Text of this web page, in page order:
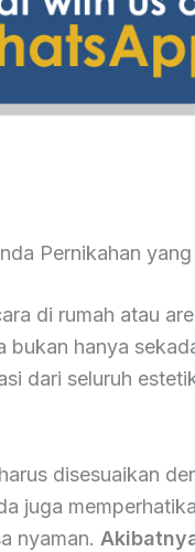
Pernikahan
di rumah atau
bukan hanya
dari seluruh
disesuaikan
juga
nyaman.